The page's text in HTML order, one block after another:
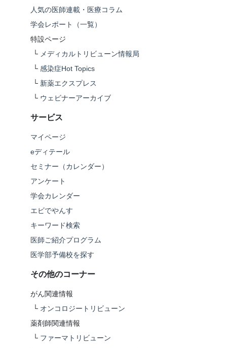
人気の医師連載・医療コラム
学会レポート（一覧）
特設ページ
└ メディカルトリビューン情報局
└ 感染症Hot Topics
└ 新薬エクスプレス
└ ウェビナーアーカイブ
サービス
マイページ
eディテール
セミナー（カレンダー）
アンケート
学会カレンダー
エビでやんす
キーワード検索
医師ご紹介プログラム
医学部予備校を探す
その他のコーナー
がん関連情報
└ オンコロジートリビューン
薬剤師関連情報
└ ファーマトリビューン